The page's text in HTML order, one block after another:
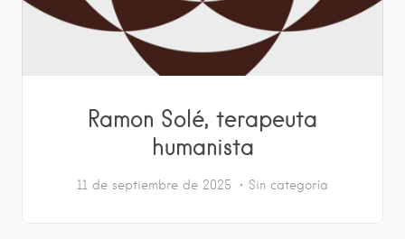
Ramon Solé, terapeuta
humanista
11 de septiembre de 2025 Sin categoría